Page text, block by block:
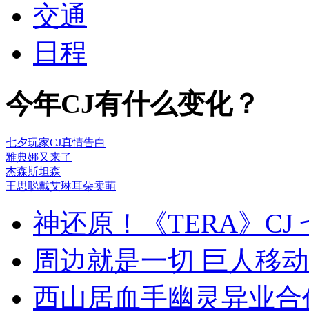
交通
日程
今年CJ有什么变化？
七夕玩家CJ真情告白
雅典娜又来了
杰森斯坦森
王思聪戴艾琳耳朵卖萌
神还原！《TERA》CJ
周边就是一切 巨人移
西山居血手幽灵异业